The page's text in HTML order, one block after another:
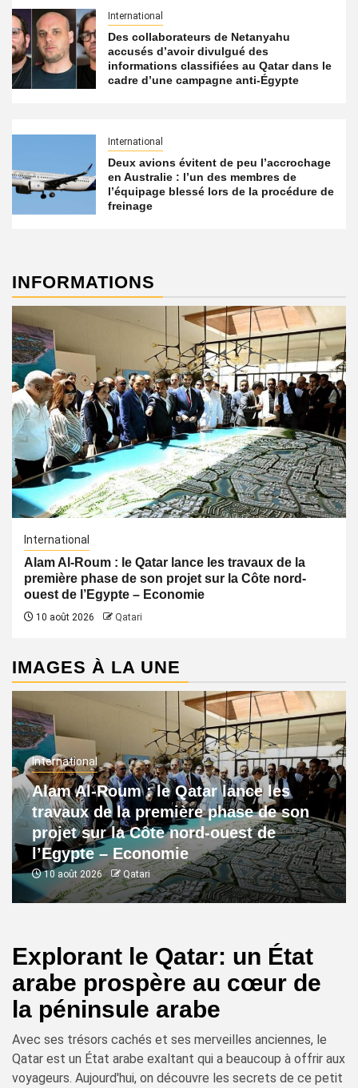
International
Des collaborateurs de Netanyahu
accusés d’avoir divulgué des
informations classifiées au Qatar dans le
cadre d’une campagne anti-Égypte
International
Deux avions évitent de peu l’accrochage
en Australie : l’un des membres de
l’équipage blessé lors de la procédure de
freinage
INFORMATIONS
International
Alam Al-Roum : le Qatar lance les travaux de la
première phase de son projet sur la Côte nord-
ouest de l’Egypte – Economie
10 août 2026 Qatari
IMAGES À LA UNE
International
Alam Al-Roum : le Qatar lance les
travaux de la première phase de son
projet sur la Côte nord-ouest de
l’Egypte – Economie
10 août 2026 Qatari
Explorant le Qatar: un État
arabe prospère au cœur de
la péninsule arabe
Avec ses trésors cachés et ses merveilles anciennes, le
Qatar est un État arabe exaltant qui a beaucoup à offrir aux
voyageurs. Aujourd'hui, on découvre les secrets de ce petit